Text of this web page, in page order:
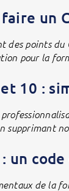
un
points du
pour la
10 :
supprimant
un
de la